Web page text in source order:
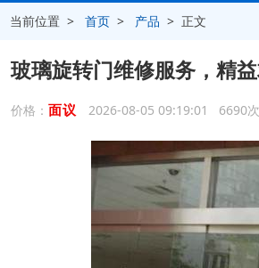
当前位置 >首页 > 产品 > 正文
玻璃旋转门维修服务，精
价格： 面议 2026-08-05 09:19:01 6690